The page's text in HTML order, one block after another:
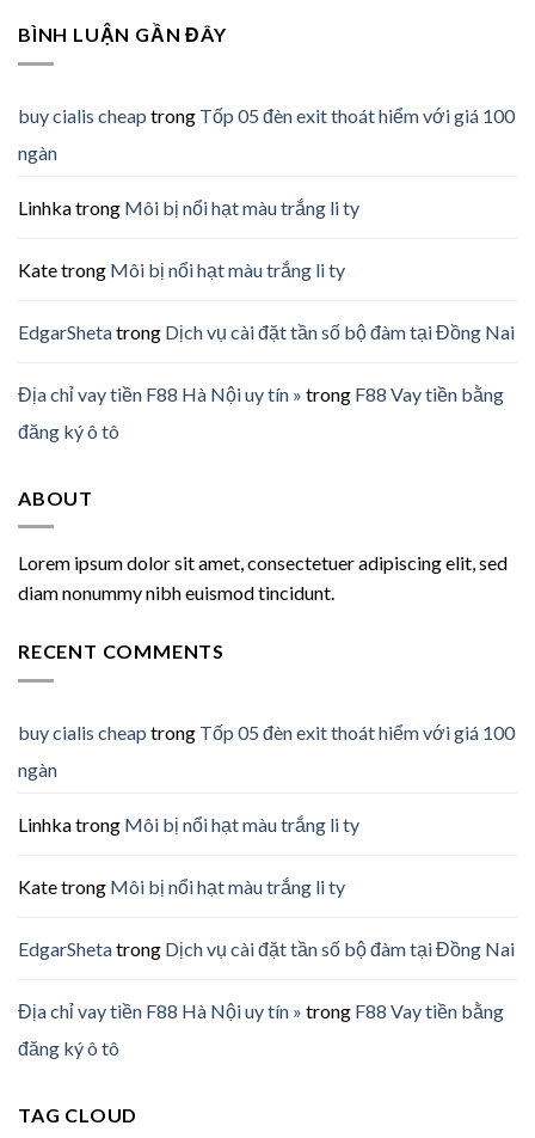
BÌNH LUẬN GẦN ĐÂY
buy cialis cheap trong Tốp 05 đèn exit thoát hiểm với giá 100
ngàn
Linhkatrong Môi bị nổi hạt màu trắng li ty
Katetrong Môi bị nổi hạt màu trắng li ty
EdgarShetatrong Dịch vụ cài đặt tần số bộ đàm tại Đồng Nai
Địa chỉ vay tiền F88 Hà Nội uy tín » trong F88 Vay tiền bằng
đăng ký ô tô
ABOUT
Lorem ipsum dolor sit amet, consectetuer adipiscing elit, sed
diam nonummy nibh euismod tincidunt.
RECENT COMMENTS
buy cialis cheap trong Tốp 05 đèn exit thoát hiểm với giá 100
ngàn
Linhkatrong Môi bị nổi hạt màu trắng li ty
Katetrong Môi bị nổi hạt màu trắng li ty
EdgarShetatrong Dịch vụ cài đặt tần số bộ đàm tại Đồng Nai
Địa chỉ vay tiền F88 Hà Nội uy tín » trong F88 Vay tiền bằng
đăng ký ô tô
TAG CLOUD